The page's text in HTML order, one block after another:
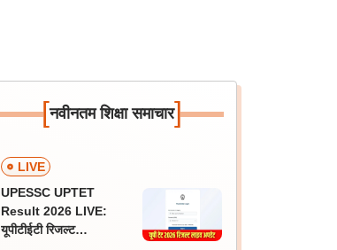
[नवीनतम शिक्षा समाचार]
LIVE
UPESSC UPTET
Result 2026 LIVE:
यूपीटीईटी रिजल्ट